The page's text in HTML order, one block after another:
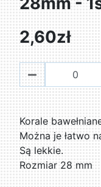
2,60zł
Korale
Można je łatwo
Są lekkie.
Rozmiar 28 mm